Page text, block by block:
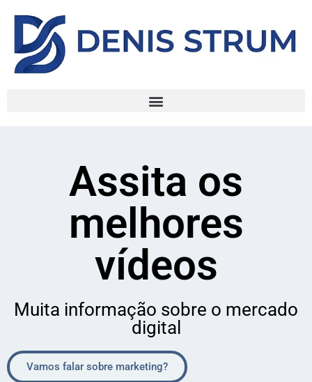
Assita os
melhores
vídeos
Muita informação sobre o mercado
digital
Vamos falar sobre marketing?